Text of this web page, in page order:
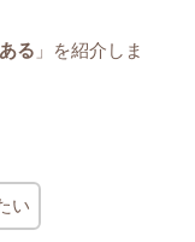
る 」を紹介しま
い